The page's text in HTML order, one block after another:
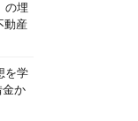
の埋
動産
を学
金か